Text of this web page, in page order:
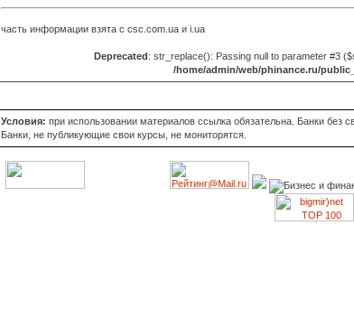
часть информации взята с csc.com.ua и i.ua
Deprecated: str_replace(): Passing null to parameter #3
/home/admin/web/phinance.ru/
Условия: при использовании материалов ссылка обязательна. Банки без
Банки, не публикующие свои курсы, не мониторятся.